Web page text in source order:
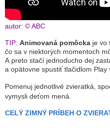
autor: © ABC
TIP: Animovaná pomôcka je vo
čo sa v niektorých momentoch
​A preto stačí jednoducho dej
a opätovne spustiť tlačidlom Play
Pomenuj jednotlivé zvieratká,
vymysli deťom mená.
CELÝ ZIMNÝ PRÍBEH O